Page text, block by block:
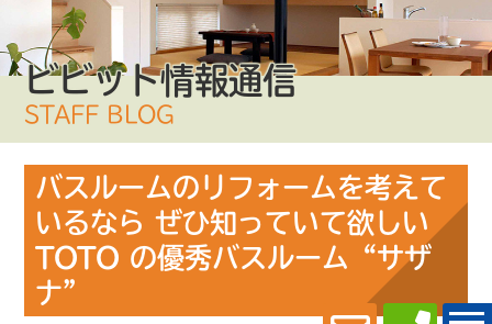
ビビット情報通信
STAFF BLOG
バスルームのリフォームを考えて
いるなら ぜひ知っていて欲しい
TOTO の優秀バスルーム“サザ
ナ”